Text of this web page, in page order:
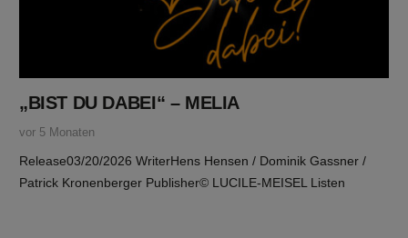
„BIST DU DABEI“ – MELIA
vor 5 Monaten
Release03/20/2026 WriterHens Hensen / Dominik Gassner /
Patrick Kronenberger Publisher© LUCILE-MEISEL Listen